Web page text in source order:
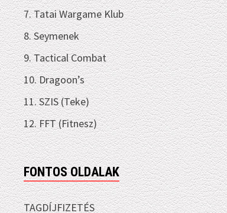
7. Tatai Wargame Klub
8. Seymenek
9. Tactical Combat
10. Dragoon’s
11. SZIS (Teke)
12. FFT (Fitnesz)
FONTOS OLDALAK
TAGDÍJFIZETÉS